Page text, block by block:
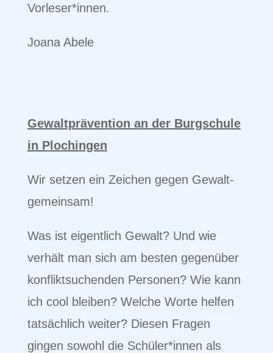
Vorleser*innen.
Joana Abele
Gewaltprävention an der Burgschule
in Plochingen
Wir setzen ein Zeichen gegen Gewalt-
gemeinsam!
Was ist eigentlich Gewalt? Und wie
verhält man sich am besten gegenüber
konfliktsuchenden Personen? Wie kann
ich cool bleiben? Welche Worte helfen
tatsächlich weiter? Diesen Fragen
gingen sowohl die Schüler*innen als